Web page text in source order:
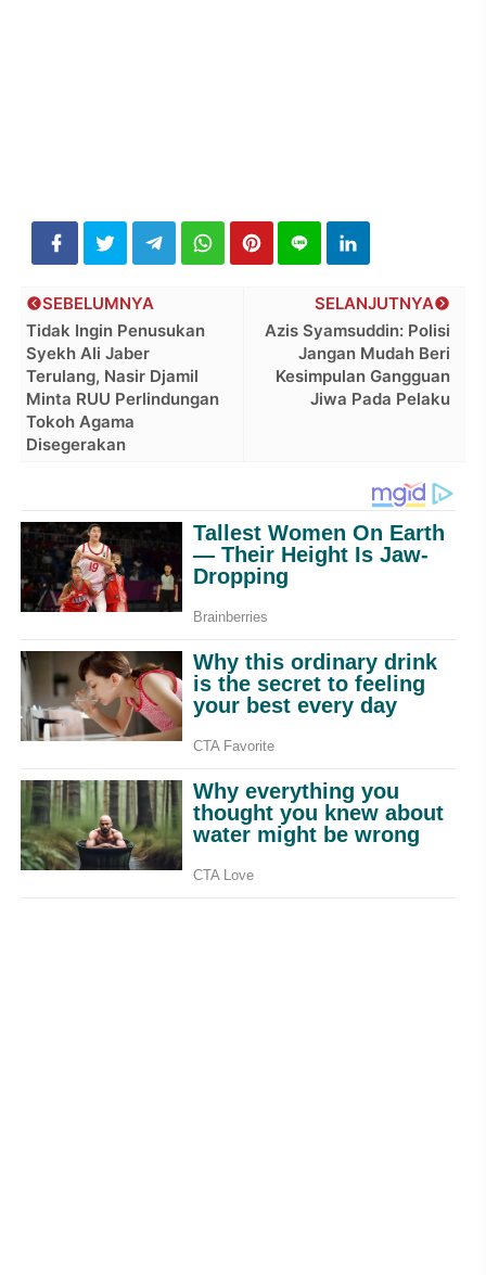
SELANJUTNYA
Azis Syamsuddin: Polisi
Jangan Mudah Beri
Kesimpulan Gangguan
Jiwa Pada Pelaku
SEBELUMNYA
Tidak Ingin Penusukan
Syekh Ali Jaber
Terulang, Nasir Djamil
Minta RUU Perlindungan
Tokoh Agama
Disegerakan